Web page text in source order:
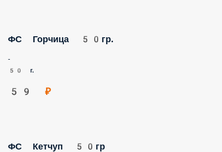
ФС Горчица 50гр.
50 г.
59 ₽
ФС Кетчуп 50гр